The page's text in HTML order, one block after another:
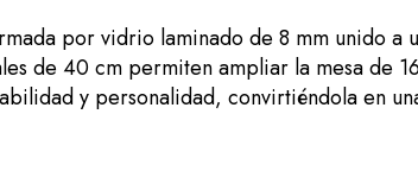
por vidrio laminado de 8 mm unido a
de 40 cm permiten ampliar la mesa de
y personalidad, convirtiéndola en